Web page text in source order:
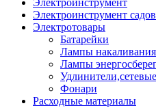
Электроинструмент
Электроинструмент
Электротовары
Батарейки
Лампы накаливания
Лампы
Фонари
Расходные материалы